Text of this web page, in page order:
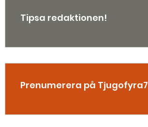
Tipsa redaktionen!
Prenumerera på Tjugofyra7